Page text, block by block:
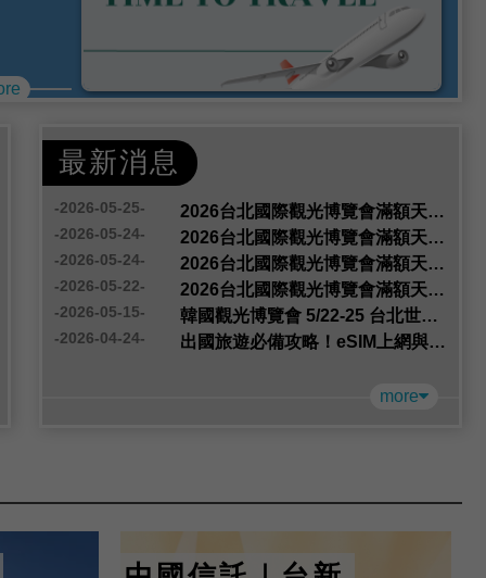
最新消息
-2026-05-25- 2026台北國際觀光博覽會滿額天天抽【5/25中獎公告】
-2026-05-24- 2026台北國際觀光博覽會滿額天天抽【5/24中獎公告】
-2026-05-24- 2026台北國際觀光博覽會滿額天天抽【5/23中獎公告】
-2026-05-22- 2026台北國際觀光博覽會滿額天天抽【5/22中獎公告】
-2026-05-15- 韓國觀光博覽會 5/22-25 台北世貿登場，必逛的五大原因一次看！
-2026-04-24- 出國旅遊必備攻略！eSIM上網與租車服務一次搞定，5月必逛台北旅展全都有！
more